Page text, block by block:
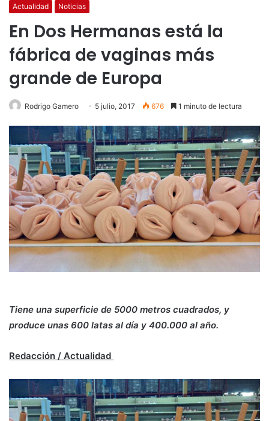
Actualidad Noticias
En Dos Hermanas está la
fábrica de vaginas más
grande de Europa
Rodrigo Gamero 5 julio, 2017 676 1 minuto de lectura
Tiene una superficie de 5000 metros cuadrados, y
produce unas 600 latas al día y 400.000 al año.
Redacción / Actualidad